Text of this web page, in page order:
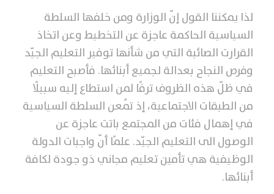
لذا يمكننا القول إنّ الوزارة ومن خلفها السلطة
السياسية الحاكمة عاجزة عن التخطيط وعن اتخاذ
القرارت الصائبة التي من شأنها توفير التعليم الجيّد
وفرص النجاح بعدالة لجميع أبنائها. فأصبح التعليم
في ظلّ هذه الظروف ترفًا لمن استطاع إليه سبيلًا
من الطبقات الاجتماعية، إذ تُمعن السلطة السياسية
في إهمال فئات من المجتمع باتت عاجزة عن
الوصول الى التعليم الجيّد. علمًا أنّ واجبات الدولة
الوظيفية هي تأمين تعليم مجاني ذو جودة لكافة
أبنائها.